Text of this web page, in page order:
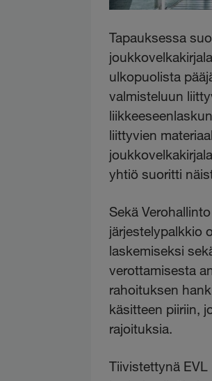
Tapauksessa
ulkopuolista
valmisteluun
liittyvien
yhtiö suoritti
Sekä
järjestelypalkkio
laskemiseksi
verottamisesta
rahoituksen
käsitteen piiriin,
rajoituksia.
Tiivistettynä